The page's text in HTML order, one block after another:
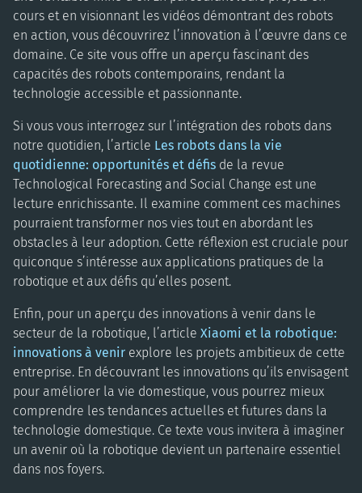
cours et en visionnant les vidéos démontrant des robots
en action, vous découvrirez l’innovation à l’œuvre dans ce
domaine. Ce site vous offre un aperçu fascinant des
capacités des robots contemporains, rendant la
technologie accessible et passionnante.
Si vous vous interrogez sur l’intégration des robots dans
notre quotidien, l’article Les robots dans la vie
quotidienne: opportunités et défis de la revue
Technological Forecasting and Social Change est une
lecture enrichissante. Il examine comment ces machines
pourraient transformer nos vies tout en abordant les
obstacles à leur adoption. Cette réflexion est cruciale pour
quiconque s’intéresse aux applications pratiques de la
robotique et aux défis qu’elles posent.
Enfin, pour un aperçu des innovations à venir dans le
secteur de la robotique, l’article Xiaomi et la robotique:
innovations à venir explore les projets ambitieux de cette
entreprise. En découvrant les innovations qu’ils envisagent
pour améliorer la vie domestique, vous pourrez mieux
comprendre les tendances actuelles et futures dans la
technologie domestique. Ce texte vous invitera à imaginer
un avenir où la robotique devient un partenaire essentiel
dans nos foyers.